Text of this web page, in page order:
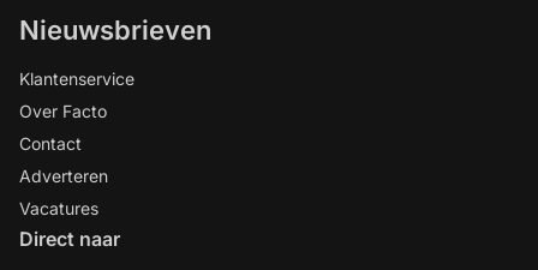
Nieuwsbrieven
Klantenservice
Over Facto
Contact
Adverteren
Vacatures
Direct naar